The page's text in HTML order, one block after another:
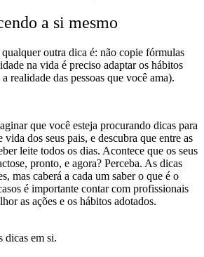
a si mesmo
outra dica é: não copie fórmulas
na vida é preciso adaptar os hábitos
realidade das pessoas que você ama).
que você esteja procurando dicas para
vida dos seus pais, e descubra que entre as
leite todos os dias. Acontece que os seus
pronto, e agora? Perceba. As dicas
mas caberá a cada um saber o que é o
é importante contar com profissionais
as ações e os hábitos adotados.
dicas em si.